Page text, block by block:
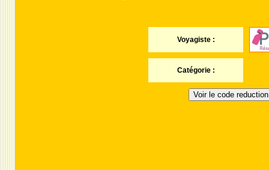
Voyagiste :
Catégorie :
Voir le code